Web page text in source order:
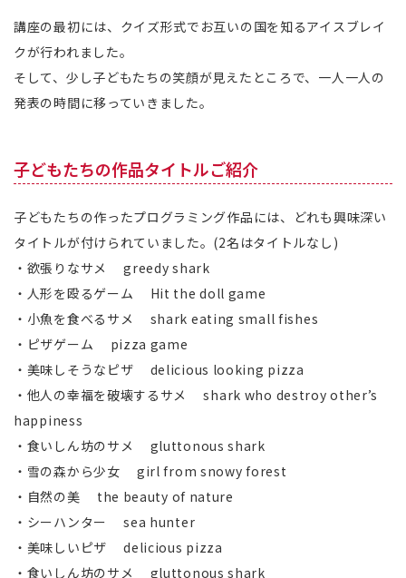
講座の最初には、クイズ形式でお互いの国を知るアイスブレイ
クが行われました。
そして、少し子どもたちの笑顔が見えたところで、一人一人の
発表の時間に移っていきました。
子どもたちの作品タイトルご紹介
子どもたちの作ったプログラミング作品には、どれも興味深い
タイトルが付けられていました。(2名はタイトルなし)
・欲張りなサメ greedy shark
・人形を殴るゲーム Hit the doll game
・小魚を食べるサメ shark eating small fishes
・ピザゲーム pizza game
・美味しそうなピザ delicious looking pizza
・他人の幸福を破壊するサメ shark who destroy other’s
happiness
・食いしん坊のサメ gluttonous shark
・雪の森から少女 girl from snowy forest
・自然の美 the beauty of nature
・シーハンター sea hunter
・美味しいピザ delicious pizza
・食いしん坊のサメ gluttonous shark